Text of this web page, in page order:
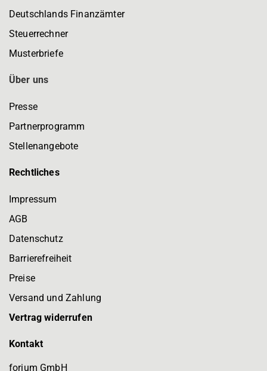
Deutschlands Finanzämter
Steuerrechner
Musterbriefe
Über uns
Presse
Partnerprogramm
Stellenangebote
Rechtliches
Impressum
AGB
Datenschutz
Barrierefreiheit
Preise
Versand und Zahlung
Vertrag widerrufen
Kontakt
forium GmbH